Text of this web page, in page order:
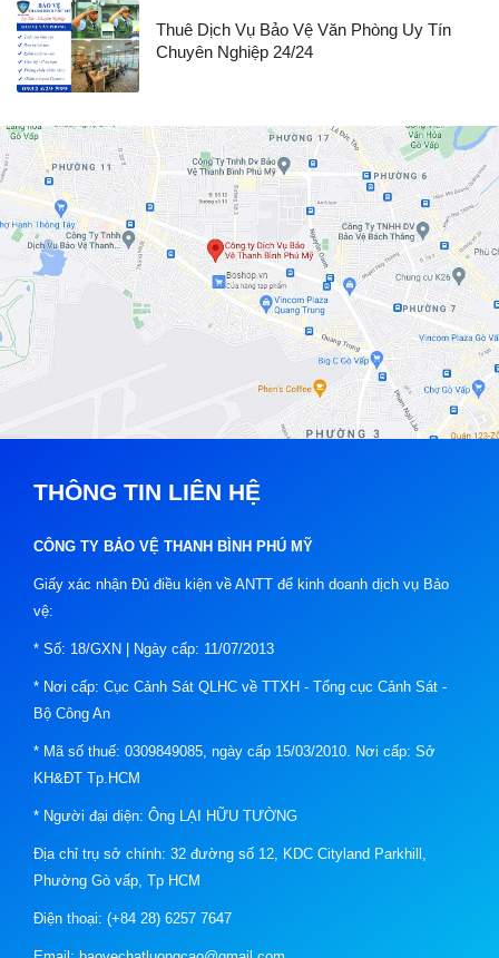
Thuê Dịch Vụ Bảo Vệ Văn Phòng Uy Tín
Chuyên Nghiệp 24/24
THÔNG TIN LIÊN HỆ
CÔNG TY BẢO VỆ THANH BÌNH PHÚ MỸ
Giấy xác nhận Đủ điều kiện về ANTT để kinh doanh dịch vụ Bảo
vệ:
* Số: 18/GXN | Ngày cấp: 11/07/2013
* Nơi cấp: Cục Cảnh Sát QLHC về TTXH - Tổng cục Cảnh Sát -
Bộ Công An
* Mã số thuế: 0309849085, ngày cấp 15/03/2010. Nơi cấp: Sở
KH&ĐT Tp.HCM
* Người đại diện: Ông LẠI HỮU TƯỜNG
Địa chỉ trụ sở chính: 32 đường số 12, KDC Cityland Parkhill,
Phường Gò vấp, Tp HCM
Điện thoại: (+84 28) 6257 7647